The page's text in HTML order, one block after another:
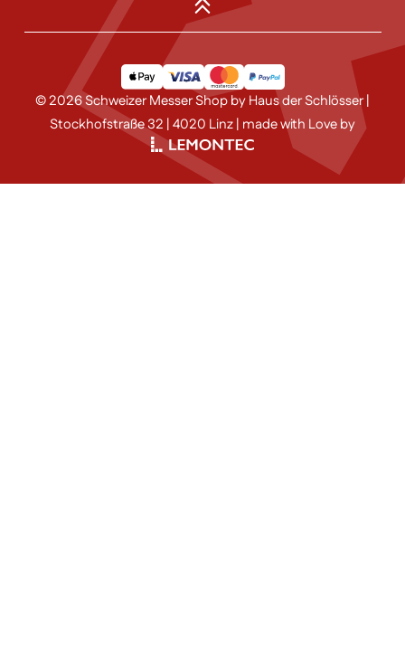
© 2026 Schweizer Messer Shop by Haus der Schlösser |
Stockhofstraße 32 | 4020 Linz | made with Love by